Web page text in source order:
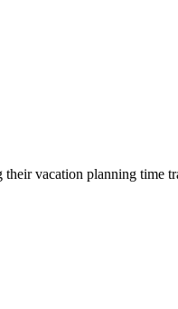
vacation planning time